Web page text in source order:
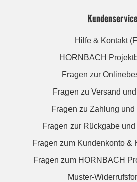
Hilfe & Kontakt
HORNBACH
Fragen zur
Fragen zu Versand
Fragen zu Zahlung
Fragen zur Rückgabe
Fragen zum Kundenkonto &
Fragen zum HORNBACH
Muster-